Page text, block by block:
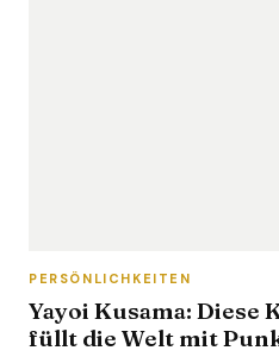
PERSÖNLICHKEITEN
Yayoi Kusama: Diese
füllt die Welt mit